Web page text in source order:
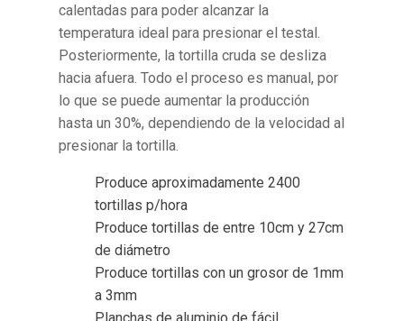
calentadas para poder alcanzar la
temperatura ideal para presionar el testal.
Posteriormente, la tortilla cruda se desliza
hacia afuera. Todo el proceso es manual, por
lo que se puede aumentar la producción
hasta un 30%, dependiendo de la velocidad al
presionar la tortilla.
Produce aproximadamente 2400
tortillas p/hora
Produce tortillas de entre 10cm y 27cm
de diámetro
Produce tortillas con un grosor de 1mm
a 3mm
Planchas de aluminio de fácil